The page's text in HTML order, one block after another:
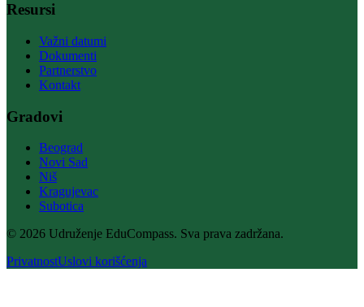
Resursi
Važni datumi
Dokumenti
Partnerstvo
Kontakt
Gradovi
Beograd
Novi Sad
Niš
Kragujevac
Subotica
© 2026 Udruženje EduCompass. Sva prava zadržana.
PrivatnostUslovi korišćenja